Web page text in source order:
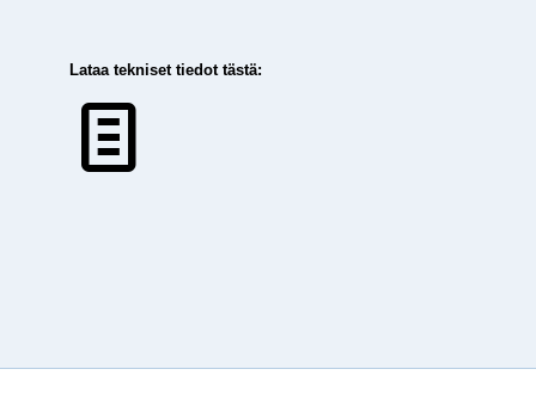
Lataa tekniset tiedot tästä: